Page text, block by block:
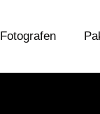
Fotografen